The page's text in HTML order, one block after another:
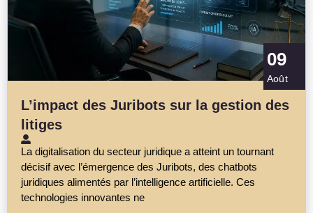
09
Août
L’impact des Juribots sur la gestion des
litiges
La digitalisation du secteur juridique a atteint un tournant
décisif avec l’émergence des Juribots, des chatbots
juridiques alimentés par l’intelligence artificielle. Ces
technologies innovantes ne